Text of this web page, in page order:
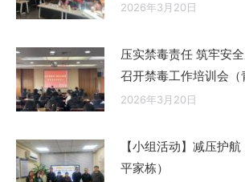
2026年3月20日
压实禁毒责任 筑牢安
召开禁毒工作培训会（
2026年3月20日
【小组活动】减压护
平家栋）